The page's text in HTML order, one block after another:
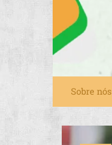
Sobre nós